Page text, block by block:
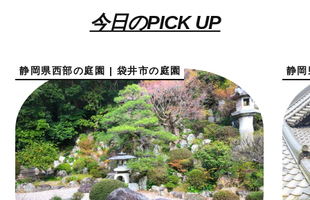
今日のPICK UP
静岡県西部の庭園 | 袋井市の庭園 静